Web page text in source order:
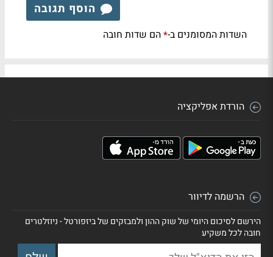
הוסף תגובה
השדות המסומנים ב-*הם שדות חובה
הורדת אפליקציה
הרשמה לדיוור
הירשם לסיכום היומי של שוק ההון ולמבזקים של ביזפורטל - ניוזלטרים
חובה לכל משקיע